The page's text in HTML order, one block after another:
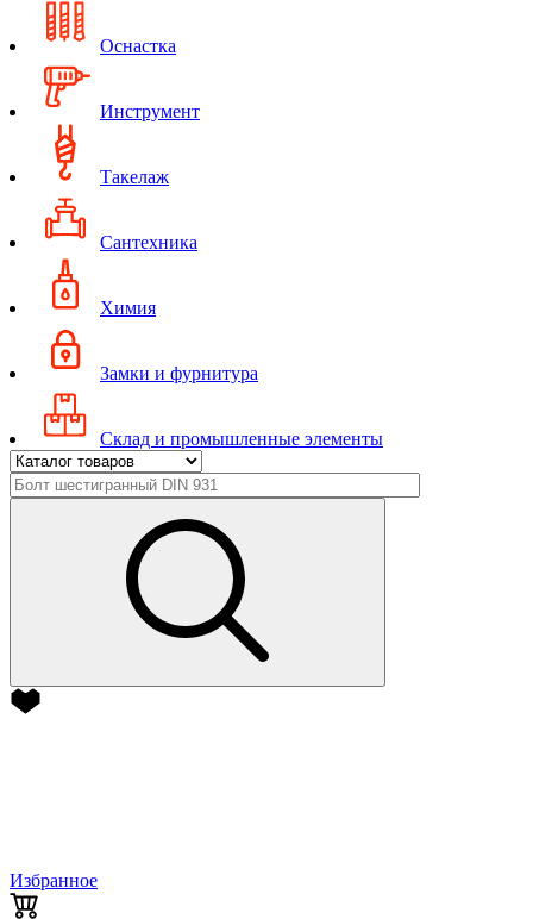
Оснастка
Инструмент
Такелаж
Сантехника
Химия
Замки и фурнитура
Склад и промышленные элементы
Избранное